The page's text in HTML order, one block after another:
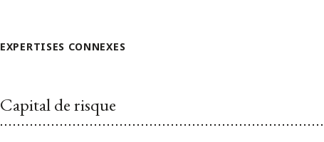
EXPERTISES CONNEXES
Capital de risque